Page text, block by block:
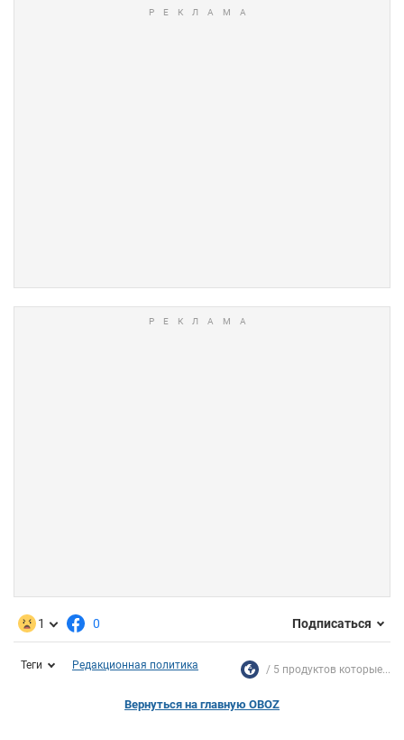
1 0 Подписаться
Теги Редакционная политика 5 продуктов которые...
Вернуться на главную OBOZ